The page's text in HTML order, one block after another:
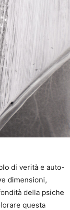
di verità e auto-
dimensioni,
della psiche
questa